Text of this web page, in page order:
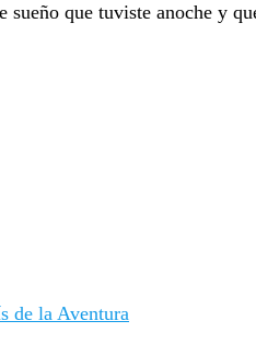
sueño que tuviste anoche y
de la Aventura